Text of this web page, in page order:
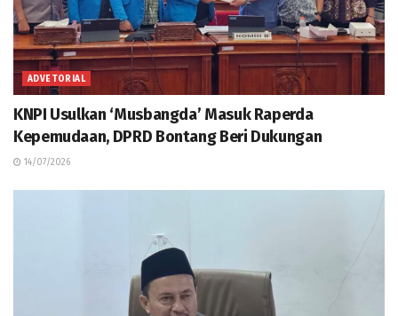
ADVETORIAL
KNPI Usulkan ‘Musbangda’ Masuk Raperda
Kepemudaan, DPRD Bontang Beri Dukungan
14/07/2026